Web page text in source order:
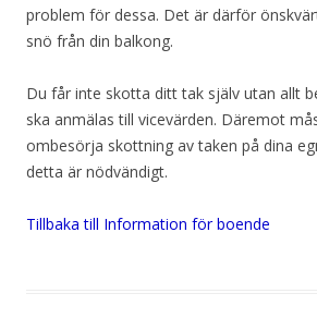
problem för dessa. Det är därför
snö från din balkong.
Du får inte skotta ditt tak själv utan allt
ska anmälas till vicevärden. Däremot
ombesörja skottning av taken på dina
detta är nödvändigt.
Tillbaka till Information för boende